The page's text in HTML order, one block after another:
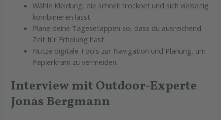
Wähle Kleidung, die schnell trocknet und sich vielseitig
kombinieren lässt.
Plane deine Tagesetappen so, dass du ausreichend
Zeit für Erholung hast.
Nutze digitale Tools zur Navigation und Planung, um
Papierkram zu vermeiden.
Interview mit Outdoor-Experte
Jonas Bergmann